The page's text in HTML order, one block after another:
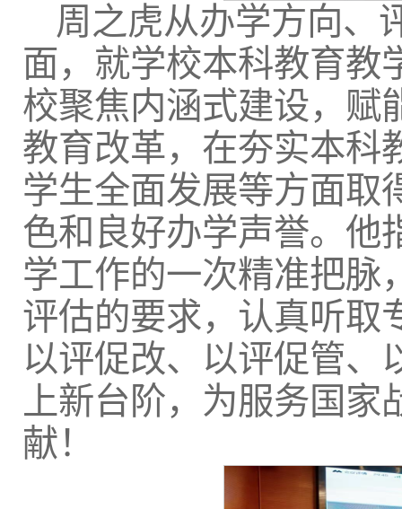
周之虎从办学方向、
面，就学校本科教育教
校聚焦内涵式建设，赋
教育改革，在夯实本科
学生全面发展等方面取
色和良好办学声誉。他
学工作的一次精准把脉
评估的要求，认真听取
以评促改、以评促管、
上新台阶，为服务国
献！